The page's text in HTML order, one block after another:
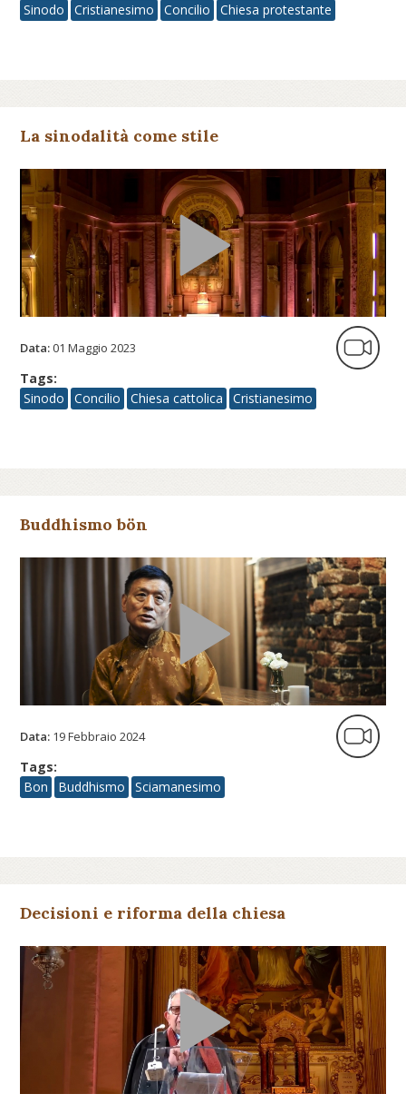
Sinodo
Cristianesimo Concilio Chiesa protestante
La sinodalità come stile
Data:01 Maggio 2023
Tags:
Sinodo
Concilio Chiesa cattolica Cristianesimo
Buddhismo bön
Data: 19 Febbraio 2024
Tags:
Bon
Buddhismo Sciamanesimo
Decisioni e riforma della chiesa